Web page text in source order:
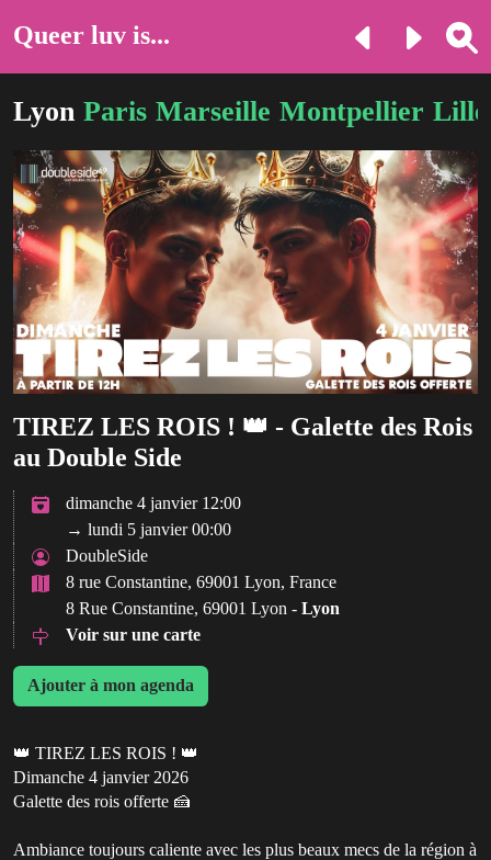
Queer luv is...
Lyon Paris Marseille Montpellier Lille
TIREZ LES ROIS ! 👑 - Galette des Rois
au Double Side
dimanche 4 janvier 12:00
→ lundi 5 janvier 00:00
DoubleSide
8 rue Constantine, 69001 Lyon, France
8 Rue Constantine, 69001 Lyon - Lyon
Voir sur une carte
Ajouter à mon agenda
👑 TIREZ LES ROIS ! 👑
Dimanche 4 janvier 2026
Galette des rois offerte 🍰
Ambiance toujours caliente avec les plus beaux mecs de la région à